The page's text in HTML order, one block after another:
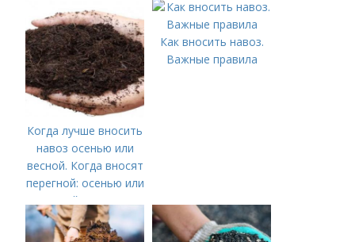
Когда лучше вносить
навоз осенью или
весной. Когда вносят
перегной: осенью или
весной, правила
внесения удобрений
Как вносить навоз.
Важные правила